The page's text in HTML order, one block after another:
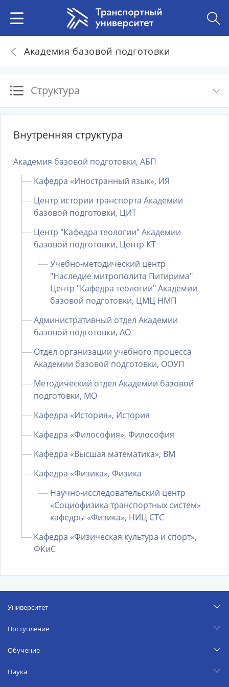
Академия базовой подготовки
Структура
Внутренняя структура
Академия базовой подготовки, АБП
Кафедра «Иностранный язык», ИЯ
Центр истории транспорта Академии
базовой подготовки, ЦИТ
Центр "Кафедра теологии" Академии
базовой подготовки, Центр КТ
Учебно-методический центр
"Наследие митрополита Питирима"
Центр "Кафедра теологии" Академии
базовой подготовки, ЦМЦ НМП
Административный отдел Академии
базовой подготовки, АО
Отдел организации учебного процесса
Академии базовой подготовки, ООУП
Методический отдел Академии базовой
подготовки, МО
Кафедра «История», История
Кафедра «Философия», Философия
Кафедра «Высшая математика», ВМ
Кафедра «Физика», Физика
Научно-исследовательский центр
«Социофизика транспортных систем»
кафедры «Физика», НИЦ СТС
Кафедра «Физическая культура и спорт»,
ФКиС
Университет
Поступление
Обучение
Наука